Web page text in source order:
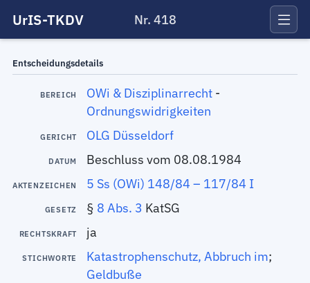
UrIS-TKDV Nr. 418
Entscheidungsdetails
BEREICH OWi & Disziplinarrecht -
Ordnungswidrigkeiten
GERICHT OLG Düsseldorf
DATUM Beschluss vom 08.08.1984
AKTENZEICHEN 5 Ss (OWi) 148/84 – 117/84 I
GESETZ § 8 Abs. 3 KatSG
RECHTSKRAFT ja
STICHWORTE Katastrophenschutz, Abbruch im;
Geldbuße